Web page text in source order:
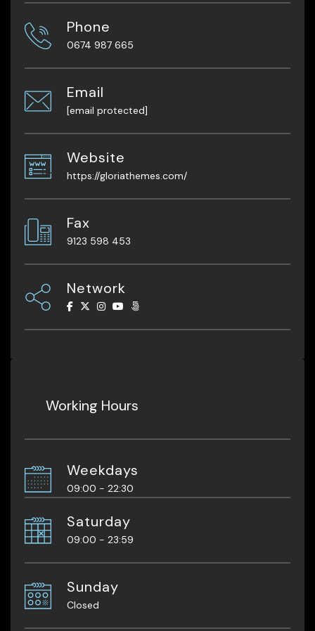
Phone
0674 987 665
Email
[email protected]
Website
https://gloriathemes.com/
Fax
9123 598 453
Network
Working Hours
Weekdays
09:00 - 22:30
Saturday
09:00 - 23:59
Sunday
Closed